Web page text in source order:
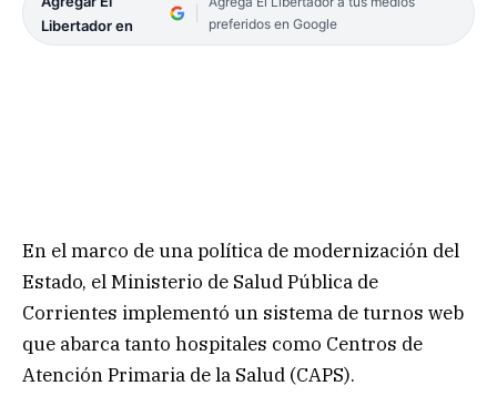
Libertador en
preferidos en Google
En el marco de una política de modernización del
Estado, el Ministerio de Salud Pública de
Corrientes implementó un sistema de turnos web
que abarca tanto hospitales como Centros de
Atención Primaria de la Salud (CAPS).